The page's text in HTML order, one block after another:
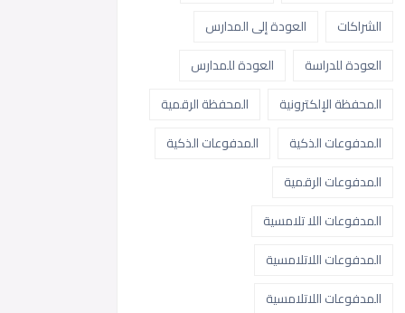
الشراكات
العودة إلى المدارس
العودة للدراسة
العودة للمدارس
المحفظة الإلكترونية
المحفظة الرقمية
المدفوعات الذكية
المدفوعات الذكية
المدفوعات الرقمية
المدفوعات اللا تلامسية
المدفوعات اللاتلامسية
المدفوعات اللاتلامسية